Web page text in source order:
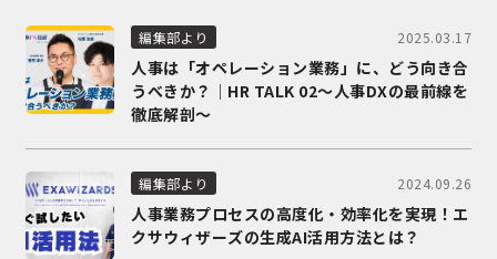
編集部より 2025.03.17
人事は「オペレーション業務」に、どう向き合
うべきか？｜HR TALK 02～人事DXの最前線を
徹底解剖～
編集部より 2024.09.26
人事業務プロセスの高度化・効率化を実現！エ
クサウィザーズの生成AI活用方法とは？